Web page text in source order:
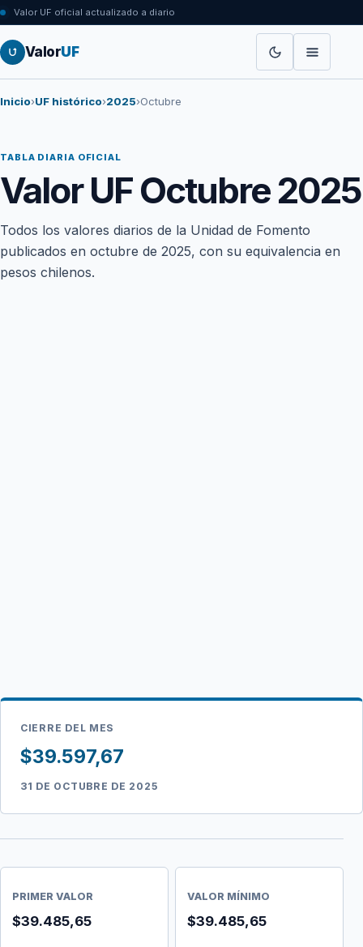
Valor UF oficial actualizado a diario
ValorUF
Inicio›UF histórico›2025›Octubre
TABLA DIARIA OFICIAL
Valor UF Octubre 2025
Todos los valores diarios de la Unidad de Fomento
publicados en octubre de 2025, con su equivalencia en
pesos chilenos.
CIERRE DEL MES
$39.597,67
31 DE OCTUBRE DE 2025
PRIMER VALOR
$39.485,65
VALOR MÍNIMO
$39.485,65